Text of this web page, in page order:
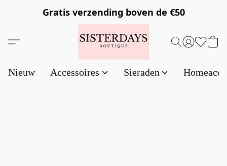
Gratis verzending boven de €50
Nieuw Accessoires Sieraden